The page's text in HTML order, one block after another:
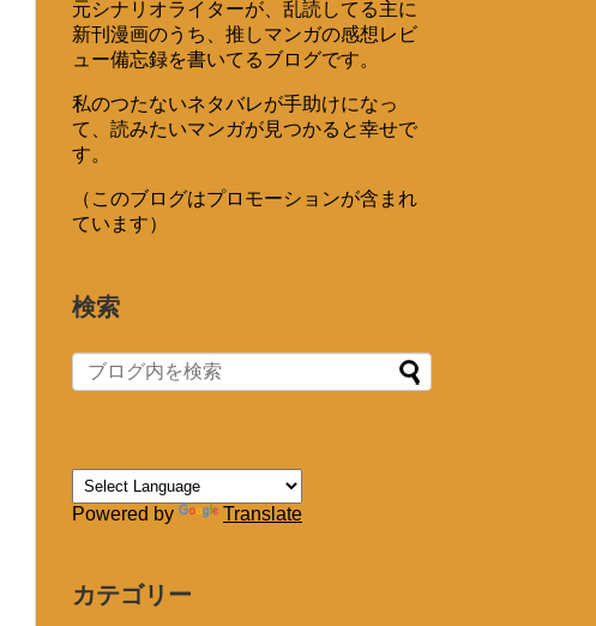
元シナリオライターが、乱読してる主に
新刊漫画のうち、推しマンガの感想レビ
ュー備忘録を書いてるブログです。
私のつたないネタバレが手助けになっ
て、読みたいマンガが見つかると幸せで
す。
（このブログはプロモーションが含まれ
ています）
検索
Powered by Translate
カテゴリー